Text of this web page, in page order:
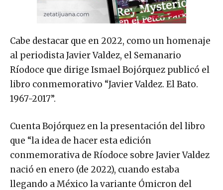
Cabe destacar que en 2022, como un homenaje
al periodista Javier Valdez, el Semanario
Ríodoce que dirige Ismael Bojórquez publicó el
libro conmemorativo “Javier Valdez. El Bato.
1967-2017”.
Cuenta Bojórquez en la presentación del libro
que “la idea de hacer esta edición
conmemorativa de Ríodoce sobre Javier Valdez
nació en enero (de 2022), cuando estaba
llegando a México la variante Ómicron del